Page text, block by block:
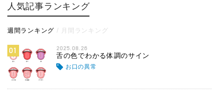
人気記事ランキング
週間ランキング 月間ランキング
01 2025.08.26
舌の色でわかる体調のサイン
お口の異常